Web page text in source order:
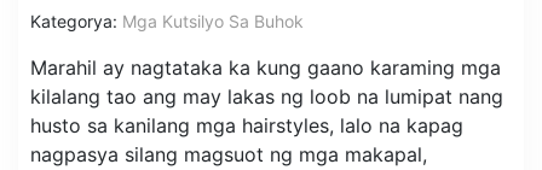
Kategorya: Mga Kutsilyo Sa Buhok
Marahil ay nagtataka ka kung gaano karaming mga
kilalang tao ang may lakas ng loob na lumipat nang
husto sa kanilang mga hairstyles, lalo na kapag
nagpasya silang magsuot ng mga makapal,